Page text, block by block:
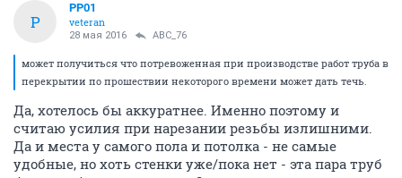
P
PP01
veteran
28 мая 2016 ABC_76
может получиться что потревоженная при производстве работ труба в
перекрытии по прошествии некоторого времени может дать течь.
Да, хотелось бы аккуратнее. Именно поэтому и
считаю усилия при нарезании резьбы излишними.
Да и места у самого пола и потолка - не самые
удобные, но хоть стенки уже/пока нет - эта пара труб